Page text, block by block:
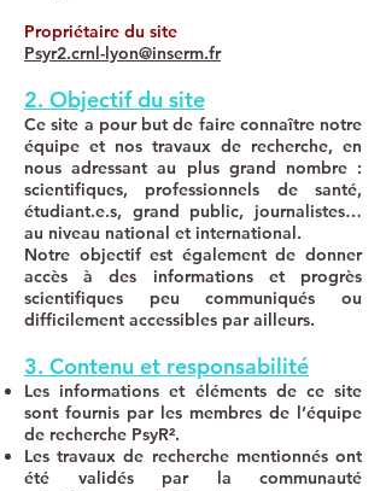
Propriétaire du site
Psyr2.crnl-lyon@inserm.fr
2. Objectif du site
Ce site a pour but de faire connaître notre
équipe et nos travaux de recherche, en
nous adressant au plus grand nombre :
scientifiques, professionnels de santé,
étudiant.e.s, grand public, journalistes…
au niveau national et international.
Notre objectif est également de donner
accès à des informations et progrès
scientifiques peu communiqués ou
difficilement accessibles par ailleurs.
3. Contenu et responsabilité
Les informations et éléments de ce site
sont fournis par les membres de l’équipe
de recherche PsyR².
Les travaux de recherche mentionnés ont
été validés par la communauté